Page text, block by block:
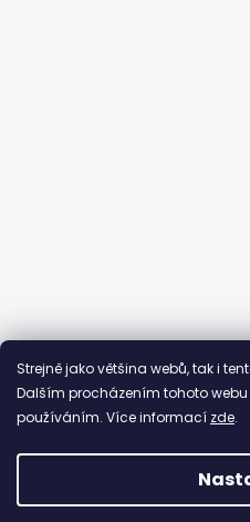
Strejně jako většina webů, tak i
Dalším procházením tohoto
používáním. Více informací zde.
Sledovat